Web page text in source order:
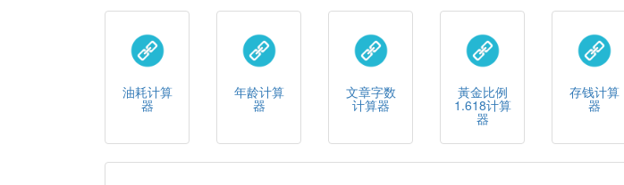
油耗计算
器
年龄计算
器
文章字数
计算器
黃金比例
1.618计算
器
存钱计算
器